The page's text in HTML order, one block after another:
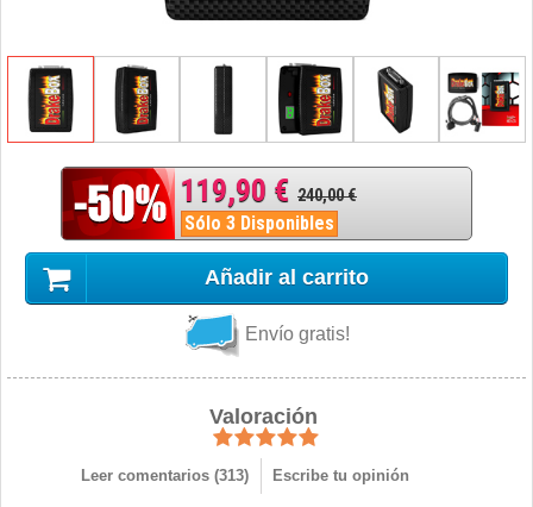
119,90 € 240,00 €
Sólo 3 Disponibles
Añadir al carrito
Envío gratis!
Valoración
Leer comentarios (313) Escribe tu opinión